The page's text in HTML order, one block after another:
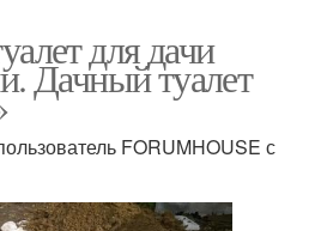
для дачи
Дачный туалет
FORUMHOUSE с